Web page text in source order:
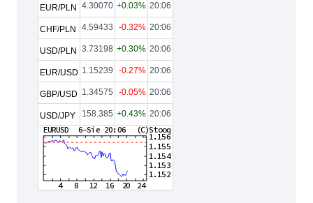
EUR/PLN 4.30070 +0.03% 20:06
CHF/PLN 4.59433 -0.32% 20:06
USD/PLN 3.73198 +0.30% 20:06
EUR/USD 1.15239 -0.27% 20:06
GBP/USD 1.34575 -0.05% 20:06
USD/JPY 158.385 +0.43% 20:06